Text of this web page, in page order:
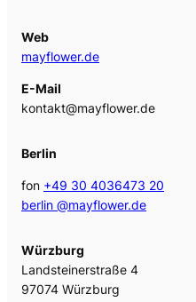
Web
mayflower.de
E-Mail
kontakt@mayflower.de
Berlin
fon +49 30 4036473 20
berlin @mayflower.de
Würzburg
Landsteinerstraße 4
97074 Würzburg